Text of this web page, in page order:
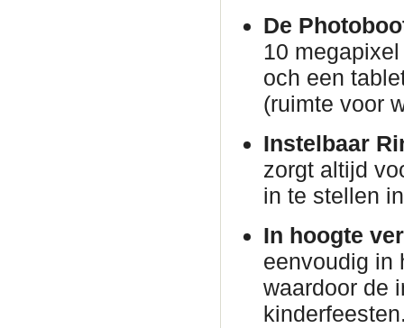
De
10
och een
(ruimte voor
Instelbaar
zorgt altijd
in te stellen
In hoogte
eenvoudig in
waardoor de